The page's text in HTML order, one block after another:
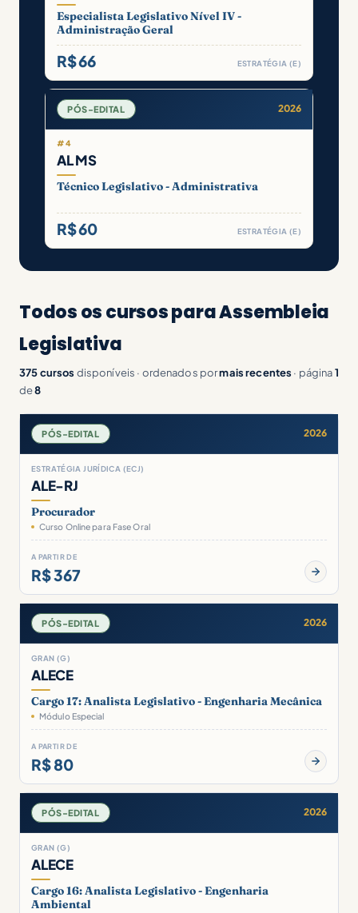
Especialista Legislativo Nível IV -
Administração Geral
R$ 66 ESTRATÉGIA (E)
PÓS-EDITAL 2026
#4
AL MS
Técnico Legislativo - Administrativa
R$ 60 ESTRATÉGIA (E)
Todos os cursos para Assembleia
Legislativa
375 cursos disponíveis · ordenados pormais recentes · página1
de8
PÓS-EDITAL 2026
ESTRATÉGIA JURÍDICA (ECJ)
ALE-RJ
Procurador
Curso Online para Fase Oral
A PARTIR DE
R$ 367
PÓS-EDITAL 2026
GRAN (G)
ALECE
Cargo 17: Analista Legislativo - Engenharia Mecânica
Módulo Especial
A PARTIR DE
R$ 80
PÓS-EDITAL 2026
GRAN (G)
ALECE
Cargo 16: Analista Legislativo - Engenharia
Ambiental